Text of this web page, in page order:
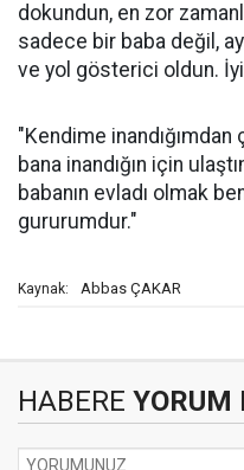
dokundun, en zor
sadece bir baba değil,
ve yol gösterici oldun. İyi
"Kendime inandığımdan
bana inandığın için
babanın evladı olmak
gururumdur."
Kaynak: Abbas ÇAKAR
HABERE YORUM